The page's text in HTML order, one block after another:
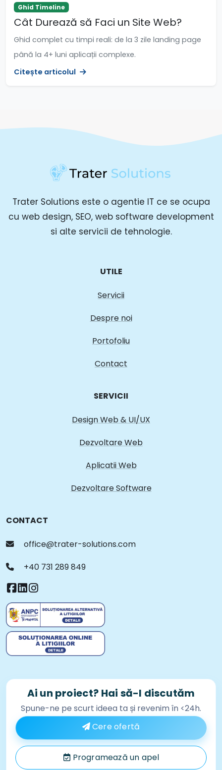
Cât Durează să Faci un Site Web?
Ghid complet cu timpi reali: de la 3 zile landing page
până la 4+ luni aplicații complexe.
Citește articolul
Trater Solutions este o agentie IT ce se ocupa
cu web design, SEO, web software development
si alte servicii de tehnologie.
Despre noi
Portofoliu
Contact
Dezvoltare Web
Aplicatii Web
Dezvoltare Software
+40 731 289 849
Ai un proiect? Hai să-l discutăm
Spune-ne pe scurt ideea ta și revenim în <24h.
Cere ofertă
Programează un apel